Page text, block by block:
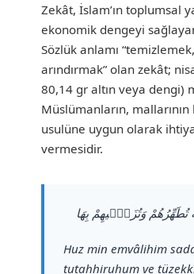
Zekât, İslam’ın toplumsal
ekonomik dengeyi
Sözlük anlamı
arındırmak” olan zekât;
80,14 gr altın veya dengi)
Müslümanların,
usulüne uygun olarak
vermesidir.
تُطَهِّرُهُمْ وَتُزَكّ۪يهِمْ بِهَا
Huz min emvâlihim
tutahhiruhum ve